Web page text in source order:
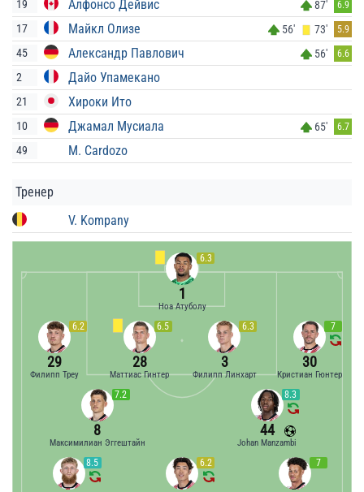
19 Алфонсо Дейвис 87' 6.9
17 Майкл Олизе 56' 73' 5.9
45 Александр Павлович 56' 6.6
2 Дайо Упамекано
21 Хироки Ито
10 Джамал Мусиала 65' 6.7
49 M. Cardozo
Тренер
V. Kompany
6.3
1
Ноа Атуболу
7
30
Кристиан Гюнтер
6.3
3
Филипп Линхарт
6.5
28
Маттиас Гинтер
6.2
29
Филипп Треу
8.3
44
Johan Manzambi
7.2
8
Максимилиан Эггештайн
7
6.2
8.5